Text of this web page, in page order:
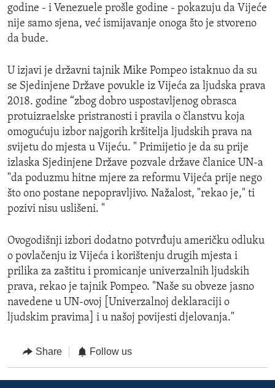
godine - i Venezuele prošle godine - pokazuju da Vijeće
nije samo sjena, već ismijavanje onoga što je stvoreno
da bude.
U izjavi je državni tajnik Mike Pompeo istaknuo da su
se Sjedinjene Države povukle iz Vijeća za ljudska prava
2018. godine “zbog dobro uspostavljenog obrasca
protuizraelske pristranosti i pravila o članstvu koja
omogućuju izbor najgorih kršitelja ljudskih prava na
svijetu do mjesta u Vijeću. " Primijetio je da su prije
izlaska Sjedinjene Države pozvale države članice UN-a
"da poduzmu hitne mjere za reformu Vijeća prije nego
što ono postane nepopravljivo. Nažalost, "rekao je," ti
pozivi nisu uslišeni. "
Ovogodišnji izbori dodatno potvrđuju američku odluku
o povlačenju iz Vijeća i korištenju drugih mjesta i
prilika za zaštitu i promicanje univerzalnih ljudskih
prava, rekao je tajnik Pompeo. "Naše su obveze jasno
navedene u UN-ovoj [Univerzalnoj deklaraciji o
ljudskim pravima] i u našoj povijesti djelovanja."
Share Follow us